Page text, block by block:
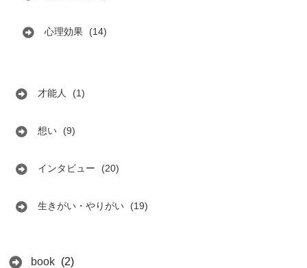
心理効果 (14)
才能人 (1)
想い (9)
インタビュー (20)
生きがい・やりがい (19)
book (2)